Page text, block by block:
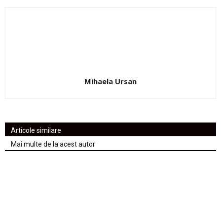
Mihaela Ursan
Articole similare
Mai multe de la acest autor